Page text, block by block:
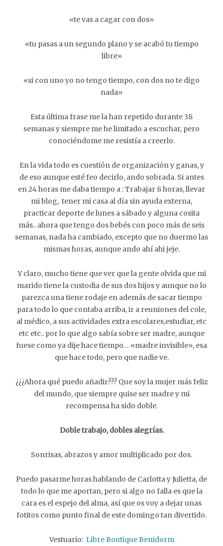
«te vas a cagar con dos»
«tu pasas a un segundo plano y se acabó tu tiempo
libre»
«si con uno yo no tengo tiempo, con dos no te digo
nada»
Esta última frase me la han repetido durante 38
semanas y siempre me he limitado a escuchar, pero
conociéndome me resistía a creerlo.
En la vida todo es cuestión de organización y ganas, y
de eso aunque esté feo decirlo, ando sobrada. Si antes
en 24 horas me daba tiempo a : Trabajar 8 horas, llevar
mi blog, tener mi casa al día sin ayuda externa,
practicar deporte de lunes a sábado y alguna cosita
más.. ahora que tengo dos bebés con poco más de seis
semanas, nada ha cambiado, excepto que no duermo las
mismas horas, aunque ando ahí ahi jeje.
Y claro, mucho tiene que ver que la gente olvida que mi
marido tiene la custodia de sus dos hijos y aunque no lo
parezca una tiene rodaje en además de sacar tiempo
para todo lo que contaba arriba, ir a reuniones del cole,
al médico, a sus actividades extra escolares,estudiar, etc
etc etc.. por lo que algo sabía sobre ser madre, aunque
fuese como ya dije hace tiempo… «madre invisible», esa
que hace todo, pero que nadie ve.
¿¿¿Ahora qué puedo añadir??? Que soy la mujer más feliz
del mundo, que siempre quise ser madre y mi
recompensa ha sido doble.
Doble trabajo, dobles alegrías.
Sonrisas, abrazos y amor multiplicado por dos.
Puedo pasarme horas hablando de Carlotta y Julietta, de
todo lo que me aportan, pero si algo no falla es que la
cara es el espejo del alma, así que os voy a dejar unas
fotitos como punto final de este domingo tan divertido.
Vestuario: Libre Boutique Benidorm